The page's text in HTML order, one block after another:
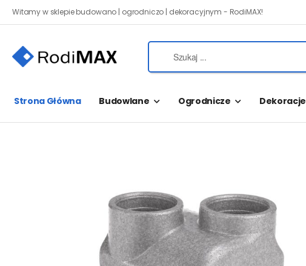
Witamy w sklepie budowano | ogrodniczo | dekoracyjnym - RodiMAX!
Strona Główna Budowlane Ogrodnicze Dekoracje